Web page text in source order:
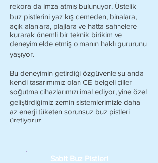
rekora da imza atmış bulunuyor. Üstelik
buz pistlerini yaz kış demeden, binalara,
açık alanlara, plajlara ve hatta sahnelere
kurarak önemli bir teknik birikim ve
deneyim elde etmiş olmanın haklı gururunu
yaşıyor.
Bu deneyimin getirdiği özgüvenle şu anda
kendi tasarımımız olan CE belgeli çiller
soğutma cihazlarımızı imal ediyor, yine özel
geliştirdiğimiz zemin sistemlerimizle daha
az enerji tüketen sorunsuz buz pistleri
üretiyoruz.
Sabit Buz Pistleri